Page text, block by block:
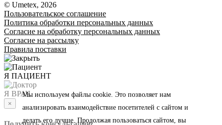
© Umetex, 2026
Пользовательское соглашение
Политика обработки персональных данных
Согласие на обработку персональных данных
Согласие на рассылку
Правила поставки
Мы используем файлы cookie. Это позволяет нам
анализировать взаимодействие посетителей с сайтом и
делать его лучше. Продолжая пользоваться сайтом, вы
Я ПАЦИЕНТ
Я ВРАЧ
×